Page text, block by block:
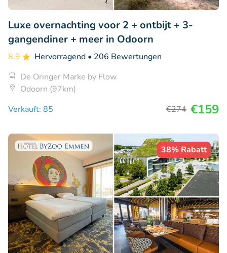
Luxe overnachting voor 2 + ontbijt + 3-
gangendiner + meer in Odoorn
8.9 Hervorragend • 206 Bewertungen
De Oringer Marke by Flow
Odoorn (97km)
Verkauft: 85
€274 €159
38% Rabatt